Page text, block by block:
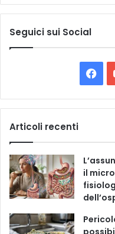
t
e
o
r
i
e
Seguici sui Social
a
e
b
o
o
Articoli recenti
il